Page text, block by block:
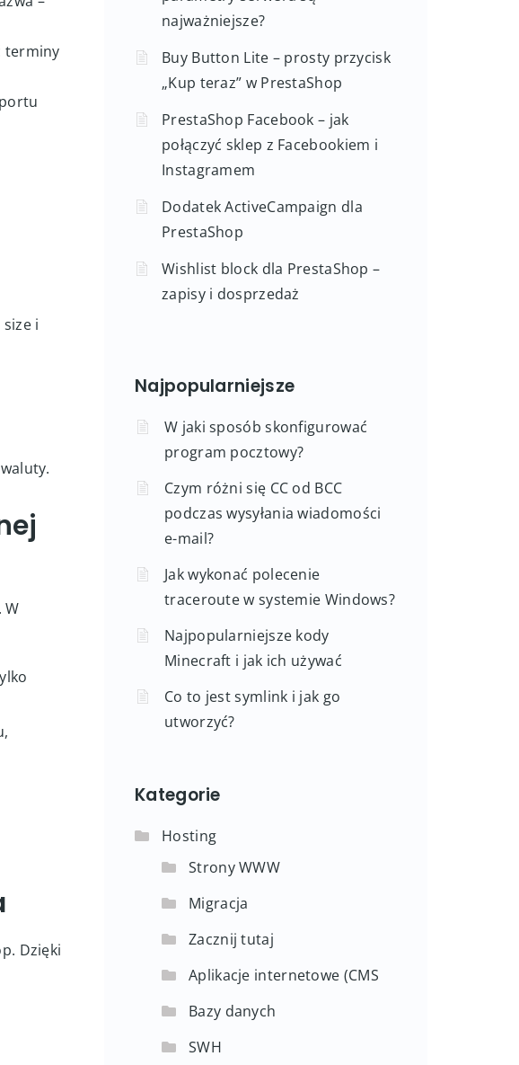
i
–
i
najważniejsze?
Buy Button Lite – prosty przycisk
„Kup teraz” w PrestaShop
PrestaShop Facebook – jak
połączyć sklep z Facebookiem i
Instagramem
Dodatek ActiveCampaign dla
PrestaShop
Wishlist block dla PrestaShop –
zapisy i dosprzedaż
Najpopularniejsze
W jaki sposób skonfigurować
program pocztowy?
Czym różni się CC od BCC
podczas wysyłania wiadomości
e-mail?
Jak wykonać polecenie
traceroute w systemie Windows?
Najpopularniejsze kody
Minecraft i jak ich używać
Co to jest symlink i jak go
utworzyć?
Kategorie
Hosting
Strony WWW
Migracja
Zacznij tutaj
Aplikacje internetowe (CMS
Bazy danych
SWH